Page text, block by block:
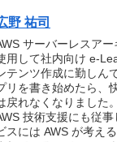
野 祐司
サーバーレスア
用して社内向け e-
テンツ作成に勤しん
リを書き始めたら、
戻れなくなりました
技術支援にも従
スには AWS が考え